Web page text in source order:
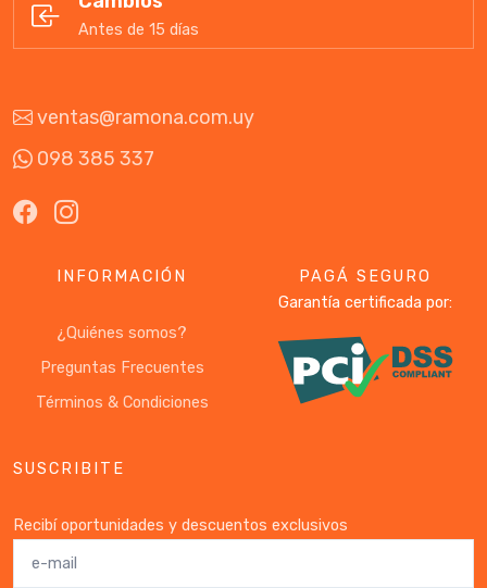
Antes de 15 días
ventas@ramona.com.uy
098 385 337
INFORMACIÓN
¿Quiénes somos?
Preguntas Frecuentes
Términos & Condiciones
PAGÁ SEGURO
Garantía certificada por:
SUSCRIBITE
Recibí oportunidades y descuentos exclusivos